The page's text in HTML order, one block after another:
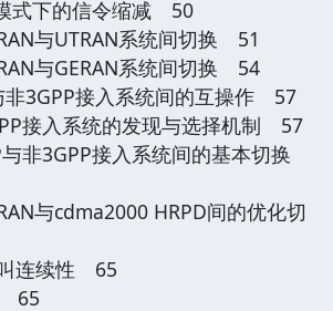
式下的信令缩减 50
与UTRAN系统间切换 51
与GERAN系统间切换 54
3GPP接入系统间的互操作 57
接入系统的发现与选择机制 57
非3GPP接入系统间的基本切换
与cdma2000 HRPD间的优化切
连续性 65
65